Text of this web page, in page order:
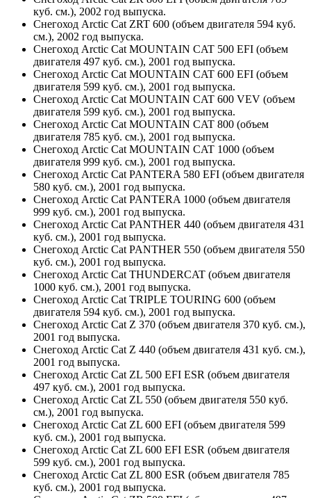
куб. см.), 2002 год выпуска.
Снегоход Arctic Cat ZRT 600 (объем двигателя 594 куб.
см.), 2002 год выпуска.
Снегоход Arctic Cat MOUNTAIN CAT 500 EFI (объем
двигателя 497 куб. см.), 2001 год выпуска.
Снегоход Arctic Cat MOUNTAIN CAT 600 EFI (объем
двигателя 599 куб. см.), 2001 год выпуска.
Снегоход Arctic Cat MOUNTAIN CAT 600 VEV (объем
двигателя 599 куб. см.), 2001 год выпуска.
Снегоход Arctic Cat MOUNTAIN CAT 800 (объем
двигателя 785 куб. см.), 2001 год выпуска.
Снегоход Arctic Cat MOUNTAIN CAT 1000 (объем
двигателя 999 куб. см.), 2001 год выпуска.
Снегоход Arctic Cat PANTERA 580 EFI (объем двигателя
580 куб. см.), 2001 год выпуска.
Снегоход Arctic Cat PANTERA 1000 (объем двигателя
999 куб. см.), 2001 год выпуска.
Снегоход Arctic Cat PANTHER 440 (объем двигателя 431
куб. см.), 2001 год выпуска.
Снегоход Arctic Cat PANTHER 550 (объем двигателя 550
куб. см.), 2001 год выпуска.
Снегоход Arctic Cat THUNDERCAT (объем двигателя
1000 куб. см.), 2001 год выпуска.
Снегоход Arctic Cat TRIPLE TOURING 600 (объем
двигателя 594 куб. см.), 2001 год выпуска.
Снегоход Arctic Cat Z 370 (объем двигателя 370 куб. см.),
2001 год выпуска.
Снегоход Arctic Cat Z 440 (объем двигателя 431 куб. см.),
2001 год выпуска.
Снегоход Arctic Cat ZL 500 EFI ESR (объем двигателя
497 куб. см.), 2001 год выпуска.
Снегоход Arctic Cat ZL 550 (объем двигателя 550 куб.
см.), 2001 год выпуска.
Снегоход Arctic Cat ZL 600 EFI (объем двигателя 599
куб. см.), 2001 год выпуска.
Снегоход Arctic Cat ZL 600 EFI ESR (объем двигателя
599 куб. см.), 2001 год выпуска.
Снегоход Arctic Cat ZL 800 ESR (объем двигателя 785
куб. см.), 2001 год выпуска.